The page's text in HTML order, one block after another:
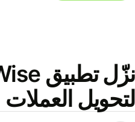
العملات